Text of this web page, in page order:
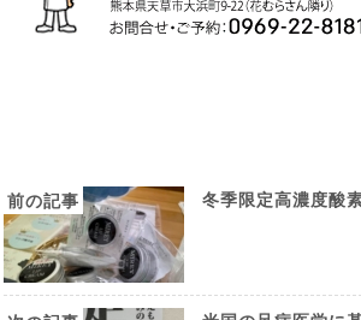
冬季限定高濃度酸